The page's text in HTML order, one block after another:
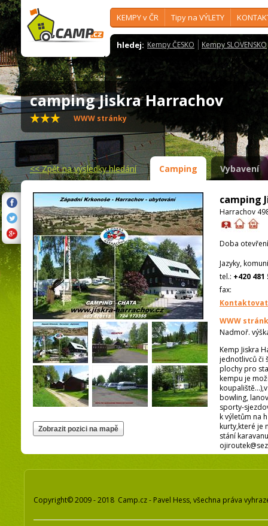
KEMPY v ČR Tipy na VÝLETY
hledej: Kempy ČESKO Kempy SLOVENSKO
camping Jiskra Harrachov
WWW stránky
<<Zpět na výsledky hledání Camping Vybavení
camping
Harrachov
Doba
Jazyky,
tel.: +420 481
fax:
WWW
Nadmoř.
Kemp Jiskra
jednotlivců či
plochy pro
kempu je
bowling,
sporty-
k výletům na
kurty,které je
stání
Copyright© 2009 - 2018 Camp.cz - Pavel Hess, všechna práva